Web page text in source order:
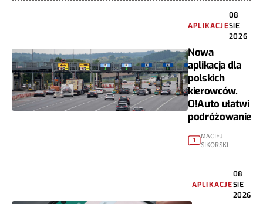
APLIKACJE
08
SIE
2026
Nowa
aplikacja dla
polskich
kierowców.
O!Auto ułatwi
podróżowanie
1
MACIEJ
SIKORSKI
APLIKACJE
08
SIE
2026